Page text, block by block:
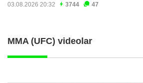
03.08.2026 20:32 3744 47
MMA (UFC) videolar